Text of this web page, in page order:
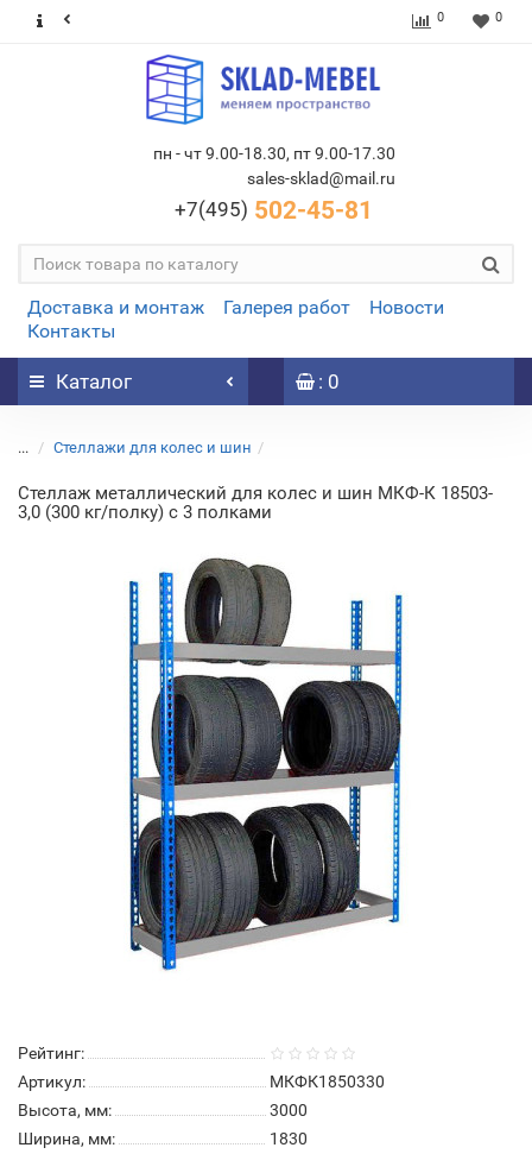
0 0
пн - чт 9.00-18.30, пт 9.00-17.30
sales-sklad@mail.ru
+7(495) 502-45-81
Доставка и монтаж Галерея работ
Новости
Контакты
Каталог : 0
... Стеллажи для колес и шин
Стеллаж металлический для колес и шин МКФ-К 18503-
3,0 (300 кг/полку) с 3 полками
Рейтинг:
Артикул:
МКФК1850330
Высота, мм:
3000
Ширина, мм:
1830